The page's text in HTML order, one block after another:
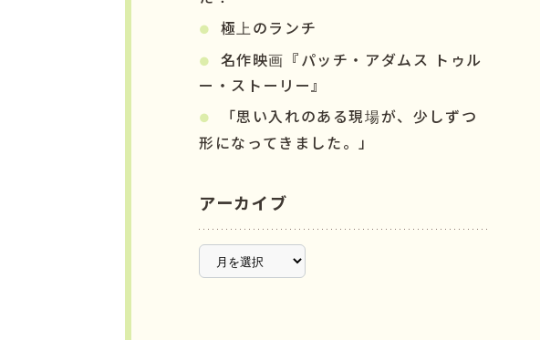
極上のランチ
名作映画『パッチ・アダムス トゥル
ー・ストーリー』
「思い入れのある現場が、少しずつ
形になってきました。」
アーカイブ
ー